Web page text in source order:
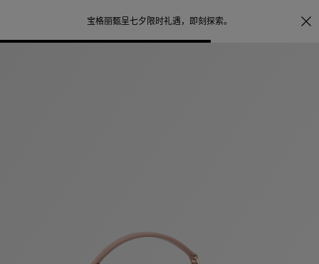
宝格丽甄呈七夕限时礼遇， 即刻探索。